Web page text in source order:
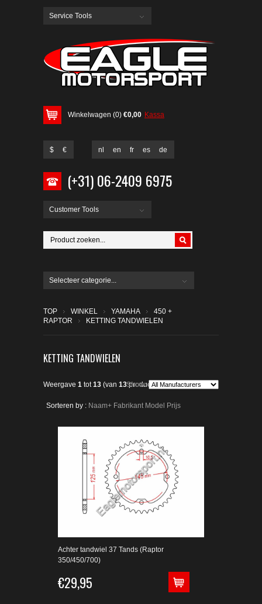
Service Tools
Winkelwagen (0) €0,00 Kassa
$ € nl en fr es de
(+31) 06-2409 6975
Customer Tools
Selecteer categorie...
TOP WINKEL YAMAHA
450 +
RAPTOR
KETTING TANDWIELEN
KETTING TANDWIELEN
Show:
Weergave 1 tot13 (van 13producten)
Sorteren by : Naam+ Fabrikant Model Prijs
Achter tandwiel 37 Tands (Raptor
350/450/700)
€29,95